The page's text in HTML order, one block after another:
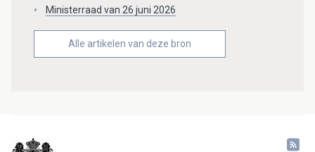
Ministerraad van 26 juni 2026
Alle artikelen van deze bron